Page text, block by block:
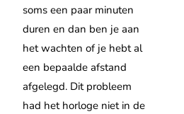
soms een paar minuten
duren en dan ben je aan
het wachten of je hebt al
een bepaalde afstand
afgelegd. Dit probleem
had het horloge niet in de